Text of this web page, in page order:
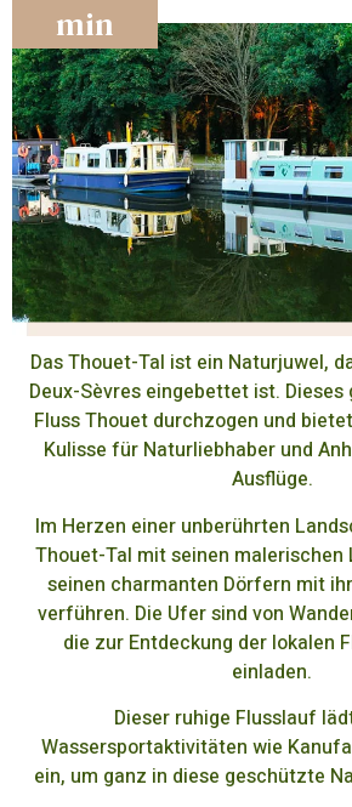
min
Das Thouet-Tal ist ein Naturjuwel,
Deux-Sèvres eingebettet ist. Dieses
Fluss Thouet durchzogen und
Kulisse für Naturliebhaber und
Ausflüge.
Im Herzen einer unberührten
Thouet-Tal mit seinen
seinen charmanten Dörfern mit
verführen. Die Ufer sind von
die zur Entdeckung der lokalen
einladen.
Dieser ruhige Flusslauf
Wassersportaktivitäten wie
ein, um ganz in diese geschützte